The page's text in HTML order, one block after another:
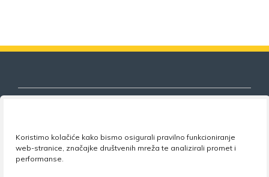
Koristimo kolačiće kako bismo osigurali pravilno funkcioniranje
web-stranice, značajke društvenih mreža te analizirali promet i
performanse.
Nezavisni sindikat znanosti i visokog
obrazovanja